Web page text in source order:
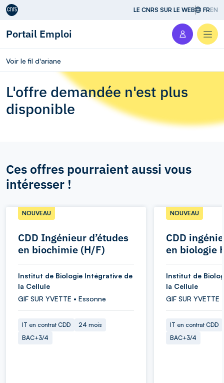
Aller au contenu LE CNRS SUR LE WEB FREN
Portail Emploi
Voir le fil d'ariane
L'offre demandée n'est plus
disponible
Ces offres pourraient aussi vous
intéresser !
CDD Ingénieur d’études
en biochimie (H/F)
NOUVEAU
Institut de Biologie Intégrative de
la Cellule
GIF SUR YVETTE • Essonne
IT en contrat CDD
24 mois
BAC+3/4
CDD
en biologie
NOUVEAU
Institut de
la Cellule
GIF SUR YVETTE
IT en contrat CDD
BAC+3/4